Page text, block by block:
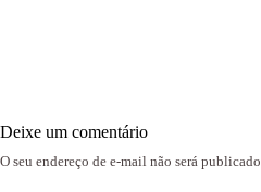
Deixe um comentário
O seu endereço de e-mail não será publicado.